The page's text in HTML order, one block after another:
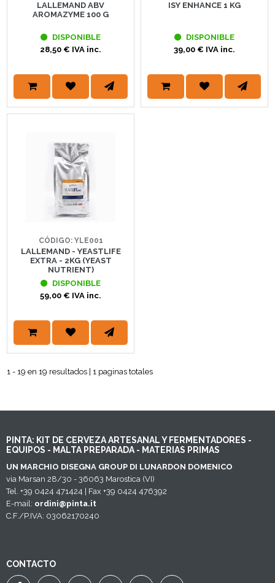
LALLEMAND ABV
AROMAZYME 100 G
DISPONIBLE
28,50 € IVA inc.
ISY ENHANCE 1 KG
DISPONIBLE
39,00 € IVA inc.
CÓDIGO: YLE001
LALLEMAND - YEASTLIFE
EXTRA - 2KG (YEAST
NUTRIENT)
DISPONIBLE
59,00 € IVA inc.
1 - 19 en 19 resultados | 1 paginas totales
PINTA: KIT DE CERVEZA ARTESANAL Y FERMENTADORES -
EQUIPOS - MALTA PREPARADA - MATERIAS PRIMAS
UN MARCHIO DISEGNA GROUP DI LUNARDON DOMENICO
via Marsan 28/30 - 36063 Marostica (VI)
Tel. +39 0424 471424 | Fax +39 0424 476392
E-mail: ordini@pinta.it
C.F./P.IVA: 03062170240
CONTACTO